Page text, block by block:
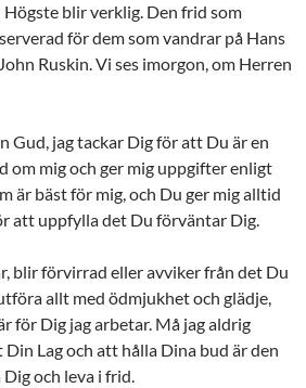
Högste blir verklig. Den frid som
för dem som vandrar på Hans
Ruskin. Vi ses imorgon, om Herren
Gud, jag tackar Dig för att Du är en
om mig och ger mig uppgifter enligt
är bäst för mig, och Du ger mig alltid
att uppfylla det Du förväntar Dig.
blir förvirrad eller avviker från det Du
allt med ödmjukhet och glädje,
för Dig jag arbetar. Må jag aldrig
Lag och att hålla Dina bud är den
och leva i frid.